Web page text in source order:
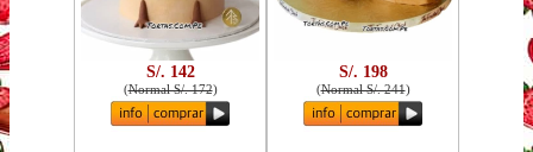
S/. 142
(Normal S/. 172)
S/. 198
(Normal S/. 241)